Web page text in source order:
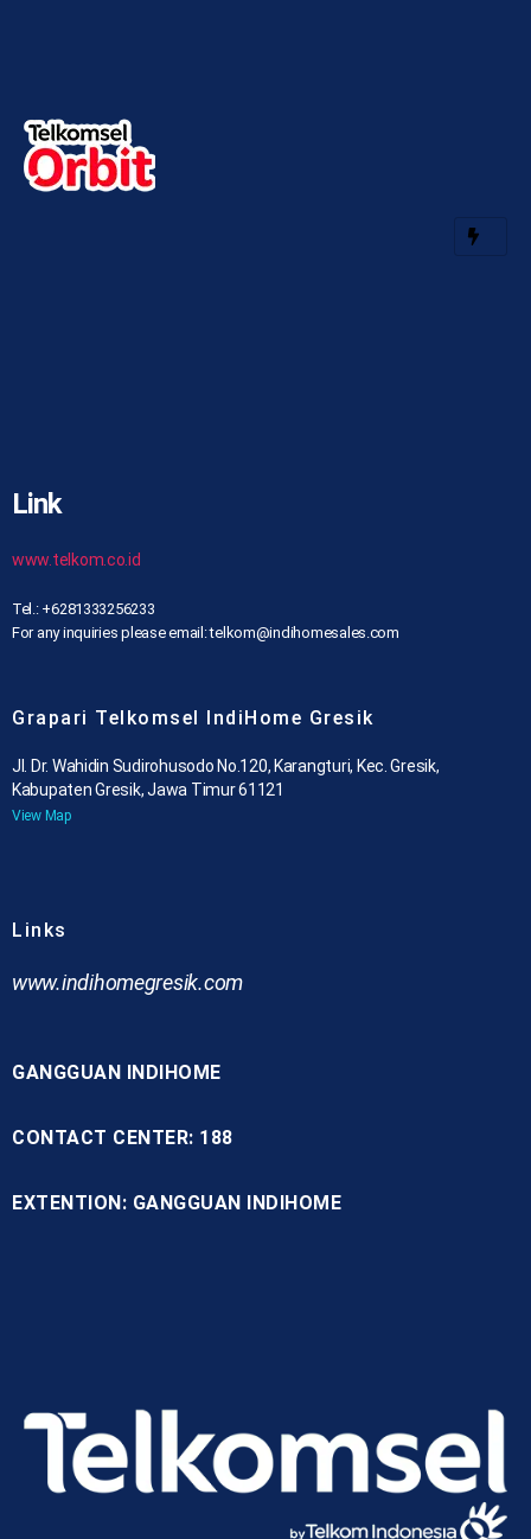
Link
www.telkom.co.id
Tel.: +6281333256233
For any inquiries please email: telkom@indihomesales.com
Grapari Telkomsel IndiHome Gresik
Jl. Dr. Wahidin Sudirohusodo No.120, Karangturi, Kec. Gresik,
Kabupaten Gresik, Jawa Timur 61121
View Map
Links
www.indihomegresik.com
GANGGUAN INDIHOME
CONTACT CENTER: 188
EXTENTION: GANGGUAN INDIHOME